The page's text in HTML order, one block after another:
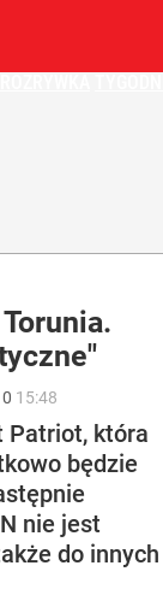
15:48
Patriot, która
będzie
nie jest
do innych